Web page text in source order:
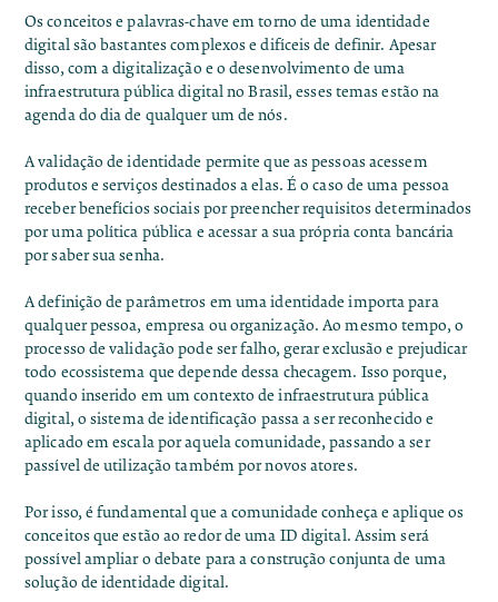
Os conceitos e palavras-chave em torno de uma identidade
digital são bastantes complexos e difíceis de definir. Apesar
disso, com a digitalização e o desenvolvimento de uma
infraestrutura pública digital no Brasil, esses temas estão na
agenda do dia de qualquer um de nós.
A validação de identidade permite que as pessoas acessem
produtos e serviços destinados a elas. É o caso de uma pessoa
receber benefícios sociais por preencher requisitos determinados
por uma política pública e acessar a sua própria conta bancária
por saber sua senha.
A definição de parâmetros em uma identidade importa para
qualquer pessoa, empresa ou organização. Ao mesmo tempo, o
processo de validação pode ser falho, gerar exclusão e prejudicar
todo ecossistema que depende dessa checagem. Isso porque,
quando inserido em um contexto de infraestrutura pública
digital, o sistema de identificação passa a ser reconhecido e
aplicado em escala por aquela comunidade, passando a ser
passível de utilização também por novos atores.
Por isso, é fundamental que a comunidade conheça e aplique os
conceitos que estão ao redor de uma ID digital. Assim será
possível ampliar o debate para a construção conjunta de uma
solução de identidade digital.